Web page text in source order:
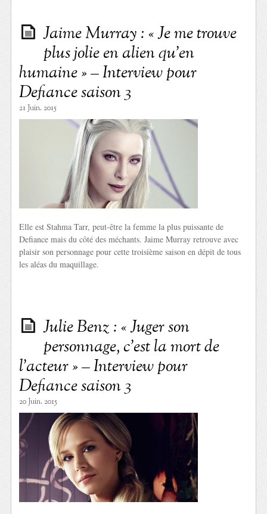
Jaime Murray : « Je me trouve
plus jolie en alien qu’en
humaine » – Interview pour
Defiance saison 3
21 Juin. 2015
Elle est Stahma Tarr, peut-être la femme la plus puissante de
Defiance mais du côté des méchants. Jaime Murray retrouve avec
plaisir son personnage pour cette troisième saison en dépit de tous
les aléas du maquillage.
Julie Benz : « Juger son
personnage, c’est la mort de
l’acteur » – Interview pour
Defiance saison 3
20 Juin. 2015